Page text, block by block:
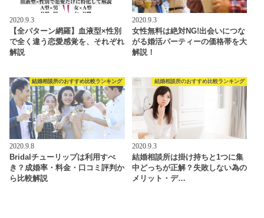
2020.9.3
【全パターン網羅】血液型×性別
で全く違う恋愛感覚を、それぞれ
解説
2020.9.3
女性無料は絶対NG!出会いにつな
がる婚活パーティーの価格帯を大
解説！
結婚相談所のおすすめ比較ランキング
2020.9.8
Bridalチューリップは利用すべ
き？成婚率・料金・口コミ評判か
ら比較解説
結婚相談所のおすすめ比較ランキング
2020.9.3
結婚相談所は掛け持ちと1つに集
中どっちが正解？失敗しない為の
メリット・デ…